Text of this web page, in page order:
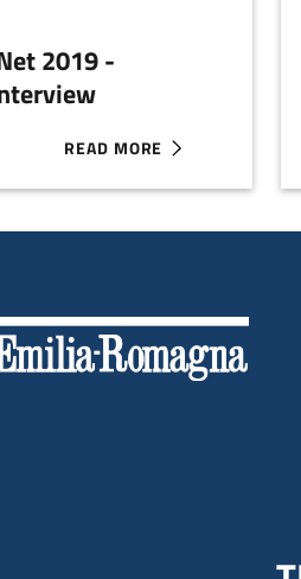
2019 -
READ MORE
ABOUT STARTUP IN THE